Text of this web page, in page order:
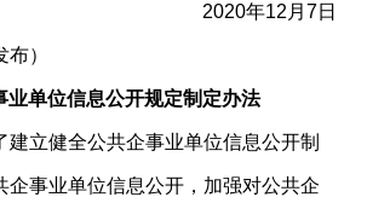
2020年12月7日
）
业单位信息公开规定制定办法
立健全公共企事业单位信息公开制
企事业单位信息公开，加强对公共企